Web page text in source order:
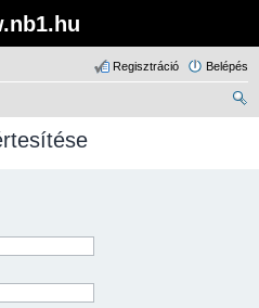
Belépés
Regisztráció